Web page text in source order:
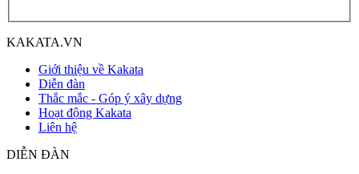
KAKATA.VN
Giới thiệu về Kakata
Diễn đàn
Thắc mắc - Góp ý xây dựng
Hoạt động Kakata
Liên hệ
DIỄN ĐÀN